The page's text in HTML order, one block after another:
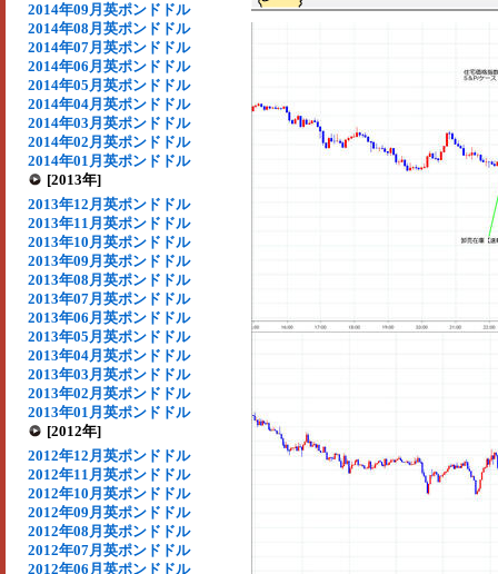
2014年09月英ポンドドル
2014年08月英ポンドドル
2014年07月英ポンドドル
2014年06月英ポンドドル
2014年05月英ポンドドル
2014年04月英ポンドドル
2014年03月英ポンドドル
2014年02月英ポンドドル
2014年01月英ポンドドル
[2013年]
2013年12月英ポンドドル
2013年11月英ポンドドル
2013年10月英ポンドドル
2013年09月英ポンドドル
2013年08月英ポンドドル
2013年07月英ポンドドル
2013年06月英ポンドドル
2013年05月英ポンドドル
2013年04月英ポンドドル
2013年03月英ポンドドル
2013年02月英ポンドドル
2013年01月英ポンドドル
[2012年]
2012年12月英ポンドドル
2012年11月英ポンドドル
2012年10月英ポンドドル
2012年09月英ポンドドル
2012年08月英ポンドドル
2012年07月英ポンドドル
2012年06月英ポンドドル